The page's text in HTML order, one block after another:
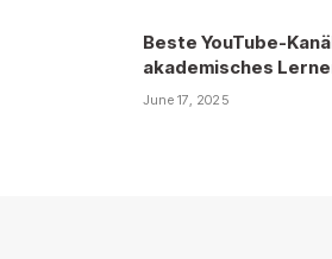
Beste YouTube-
akademisches
June 17, 2025